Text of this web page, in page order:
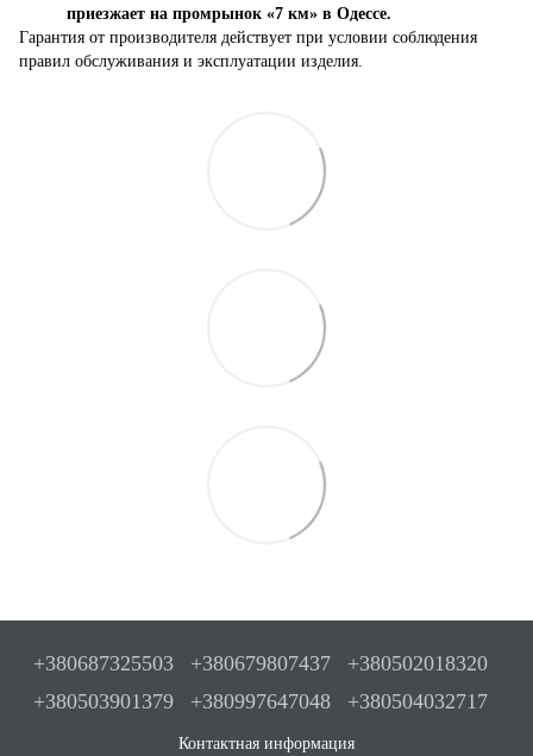
приезжает на промрынок «7 км» в Одессе.
Гарантия от производителя действует при условии соблюдения
правил обслуживания и эксплуатации изделия.
+380687325503 +380679807437
+380502018320
+380503901379
+380997647048 +380504032717
Контактная информация